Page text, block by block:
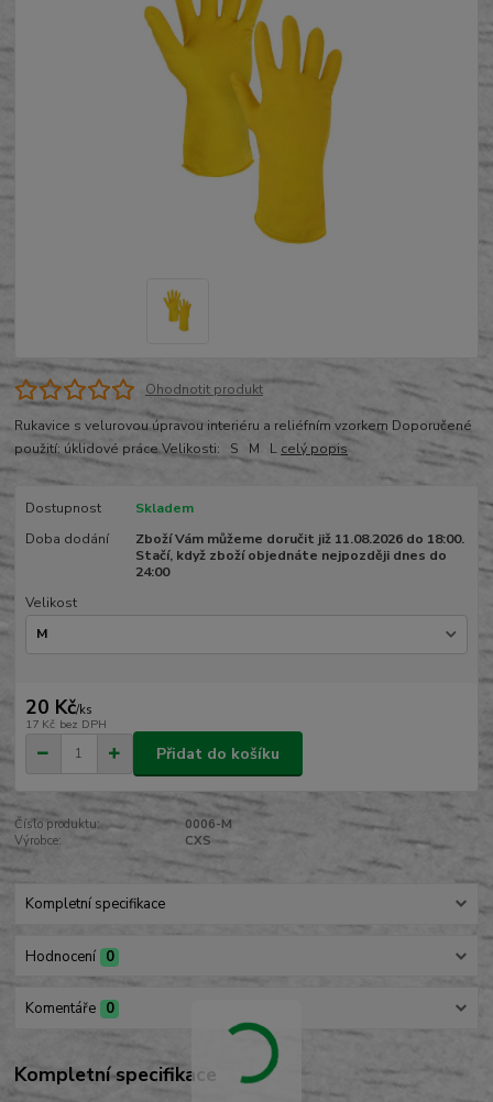
Ohodnotit produkt
Rukavice s velurovou úpravou interiéru a reliéfním vzorkem Doporučené
použití: úklidové práce Velikosti: S M L celý popis
Dostupnost
Skladem
Doba dodání
Zboží Vám můžeme doručit již 11.08.2026 do 18:00.
Stačí, když zboží objednáte nejpozději dnes do
24:00
Velikost
20 Kč/ks
17 Kč bez DPH
Přidat do košíku
Číslo produktu:
0006-M
Výrobce:
CXS
Kompletní specifikace
Hodnocení 0
Komentáře 0
Kompletní specifikace